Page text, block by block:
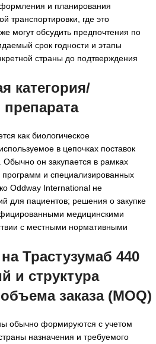
и планирования
транспортировки, где это
могут обсудить предпочтения по
срок годности и этапы
страны до подтверждения
категория/
как биологическое
в цепочках поставок
Обычно он закупается в рамках
программ и специализированных
Oddway International не
для пациентов; решения о закупке
медицинскими
с местными нормативными
Трастузумаб 440
и структура
заказа (MOQ)
обычно формируются с учетом
назначения и требуемого